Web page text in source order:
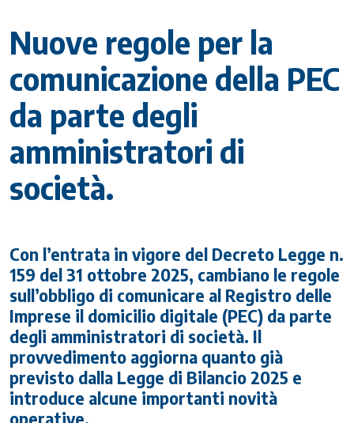
Nuove regole per la
comunicazione della PEC
da parte degli
amministratori di
società.
Con l’entrata in vigore del Decreto Legge n.
159 del 31 ottobre 2025, cambiano le regole
sull’obbligo di comunicare al Registro delle
Imprese il domicilio digitale (PEC) da parte
degli amministratori di società. Il
provvedimento aggiorna quanto già
previsto dalla Legge di Bilancio 2025 e
introduce alcune importanti novità